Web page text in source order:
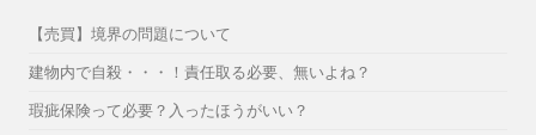
【売買】境界の問題について
建物内で自殺・・・！責任取る必要、無いよね？
瑕疵保険って必要？入ったほうがいい？